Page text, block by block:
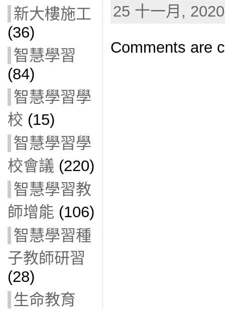
新大樓施工
(36)
智慧學習
(84)
智慧學習學
校 (15)
智慧學習學
校會議 (220)
智慧學習教
師增能 (106)
智慧學習種
子教師研習
(28)
生命教育
25 十一月,
Comments are